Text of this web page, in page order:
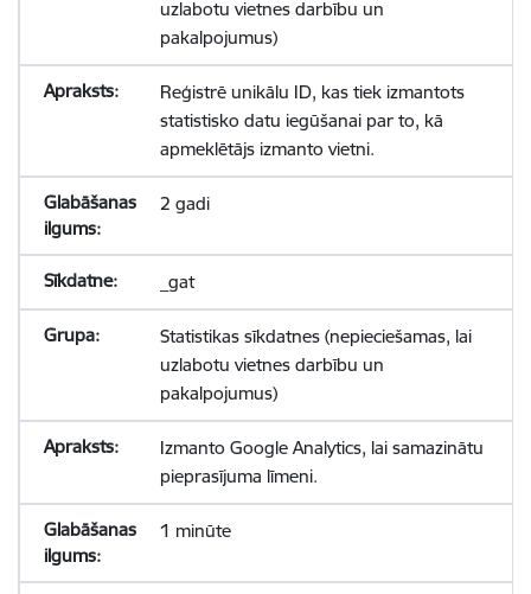
uzlabotu vietnes darbību un
pakalpojumus)
Reģistrē unikālu ID, kas tiek izmantots
statistisko datu iegūšanai par to, kā
apmeklētājs izmanto vietni.
2 gadi
_gat
Statistikas sīkdatnes (nepieciešamas, lai
uzlabotu vietnes darbību un
pakalpojumus)
Izmanto Google Analytics, lai samazinātu
pieprasījuma līmeni.
1 minūte